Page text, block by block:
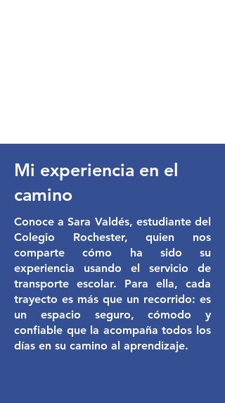
Mi experiencia en el
camino
Conoce a Sara Valdés, estudiante del
Colegio Rochester, quien nos
comparte cómo ha sido su
experiencia usando el servicio de
transporte escolar. Para ella, cada
trayecto es más que un recorrido: es
un espacio seguro, cómodo y
confiable que la acompaña todos los
días en su camino al aprendizaje.